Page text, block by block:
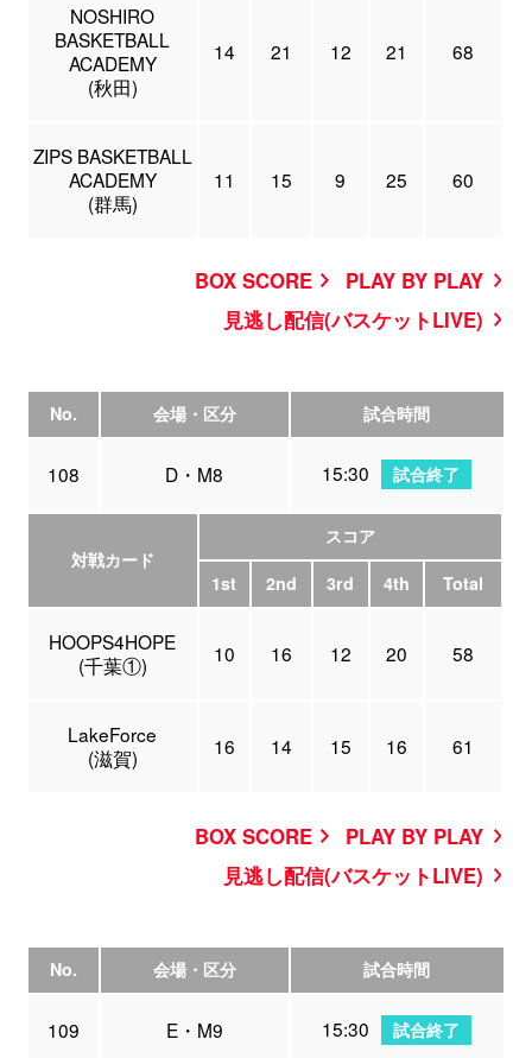
NOSHIRO
BASKETBALL
ACADEMY
(秋田)
14 21 12 21 68
ZIPS BASKETBALL
ACADEMY
(群馬)
11 15 9 25 60
BOX SCORE
PLAY BY PLAY
見逃し配信(バスケットLIVE)
No. 会場・区分 試合時間
108 D・M8 15:30 試合終了
対戦カード
スコア
1st
2nd 3rd 4th Total
HOOPS4HOPE
(千葉①)
10 16 12 20 58
LakeForce
(滋賀)
16 14 15 16 61
BOX SCORE
PLAY BY PLAY
見逃し配信(バスケットLIVE)
No. 会場・区分 試合時間
109 E・M9 15:30 試合終了